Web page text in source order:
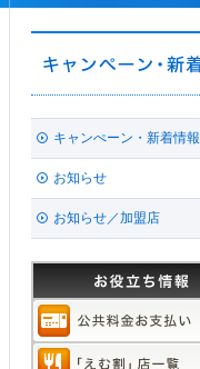
キャンぺーン・新着情報
お知らせ
お知らせ／加盟店